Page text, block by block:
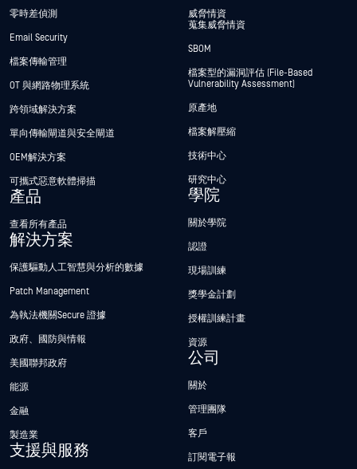
零時差偵測
Email Security
檔案傳輸管理
OT 與網路物理系統
跨領域解決方案
單向傳輸閘道與安全閘道
OEM解決方案
可攜式惡意軟體掃描
產品
查看所有產品
解決方案
保護驅動人工智慧與分析的數據
Patch Management
為執法機關Secure 證據
政府、國防與情報
美國聯邦政府
能源
金融
製造業
支援與服務
威脅情資
蒐集威脅情資
SBOM
檔案型的漏洞評估 (File-Based
Vulnerability Assessment)
原產地
檔案解壓縮
技術中心
研究中心
學院
關於學院
認證
現場訓練
獎學金計劃
授權訓練計畫
資源
公司
關於
管理團隊
客戶
訂閱電子報